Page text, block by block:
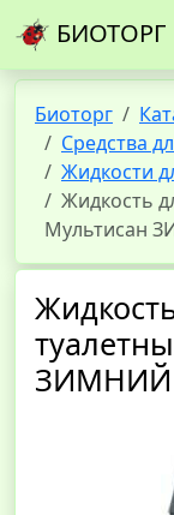
БИОТОРГ
Биоторг
Средства
Жидкости
Жидкость
Мультисан
ЗИМНИЙ